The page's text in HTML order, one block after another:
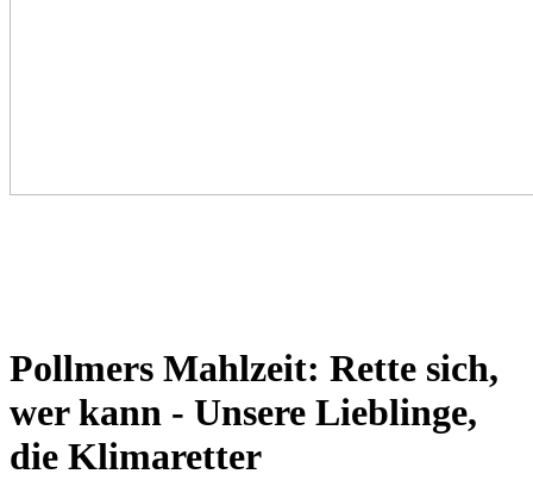
Pollmers Mahlzeit: Rette sich,
wer kann - Unsere Lieblinge,
die Klimaretter